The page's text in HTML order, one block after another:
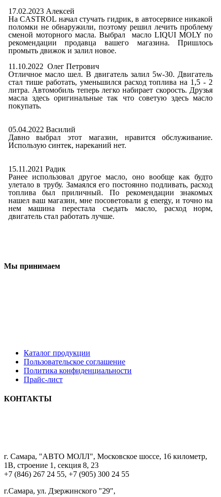
17.02.2023 Алексей
На CASTROL начал стучать гидрик, в автосервисе никакой
поломки не обнаружили, поэтому решил лечить проблему
сменой моторного масла. Выбрал масло LIQUI MOLY по
рекомендации продавца вашего магазина. Пришлось
промыть движок и залил новое.
11.10.2022 Олег Петрович
Отличное масло шел. В двигатель залил 5w-30. Двигатель
стал тише работать, уменьшился расход топлива на 1,5 - 2
литра. Автомобиль теперь легко набирает скорость. Друзья
масла здесь оригинальные так что советую здесь масло
покупать.
05.04.2022 Василий
Давно выбрал этот магазин, нравится обслуживание.
Использую синтек, нареканий нет.
15.11.2021 Радик
Ранее использовал другое масло, оно вообще как будто
улетало в трубу. Замаялся его постоянно подливать, расход
топлива был приличный. По рекомендации знакомых
нашел ваш магазин, мне посоветовали g energy, и точно на
нем машина перестала съедать масло, расход норм,
двигатель стал работать лучше.
Мы принимаем
Каталог продукции
Пользовательское соглашение
Политика конфиденциальности
Прайс-лист
КОНТАКТЫ
г. Самара, "АВТО МОЛЛ", Московское шоссе, 16 километр,
1В, строение 1, секция 8, 23
+7 (846) 267 24 55, +7 (905) 300 24 55
г.Самара, ул. Дзержинского "29",